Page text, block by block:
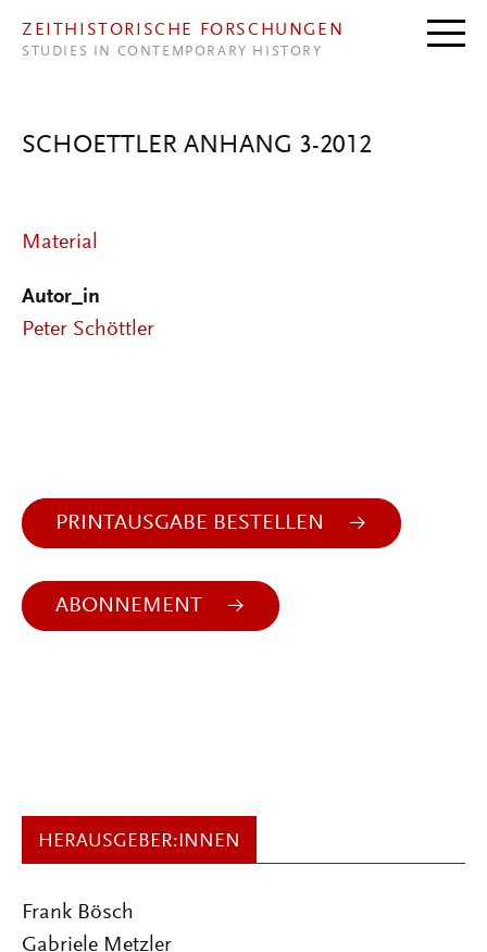
ZEITHISTORISCHE FORSCHUNGEN
STUDIES IN CONTEMPORARY HISTORY
SCHOETTLER ANHANG 3-2012
Material
Autor_in
Peter Schöttler
PRINTAUSGABE BESTELLEN
ABONNEMENT
HERAUSGEBER:INNEN
Frank Bösch
Gabriele Metzler